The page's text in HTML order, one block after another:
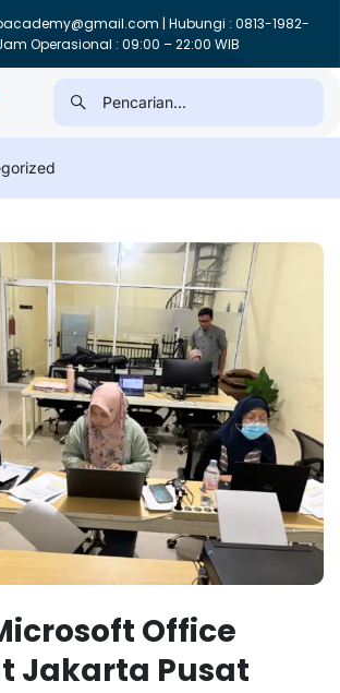
| Hubungi : 0813-1982-
Operasional : 09:00 – 22:00 WIB
Office
Jakarta Pusat